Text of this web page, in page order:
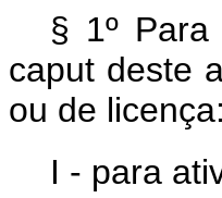
§ 1º
caput deste
ou de licença:
I - para